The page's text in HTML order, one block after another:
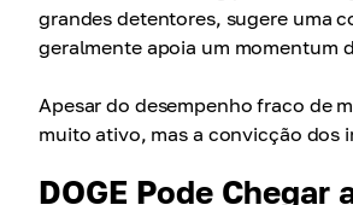
grandes detentores, sugere uma
geralmente apoia um momentum
Apesar do desempenho fraco de
muito ativo, mas a convicção dos
DOGE Pode Chegar